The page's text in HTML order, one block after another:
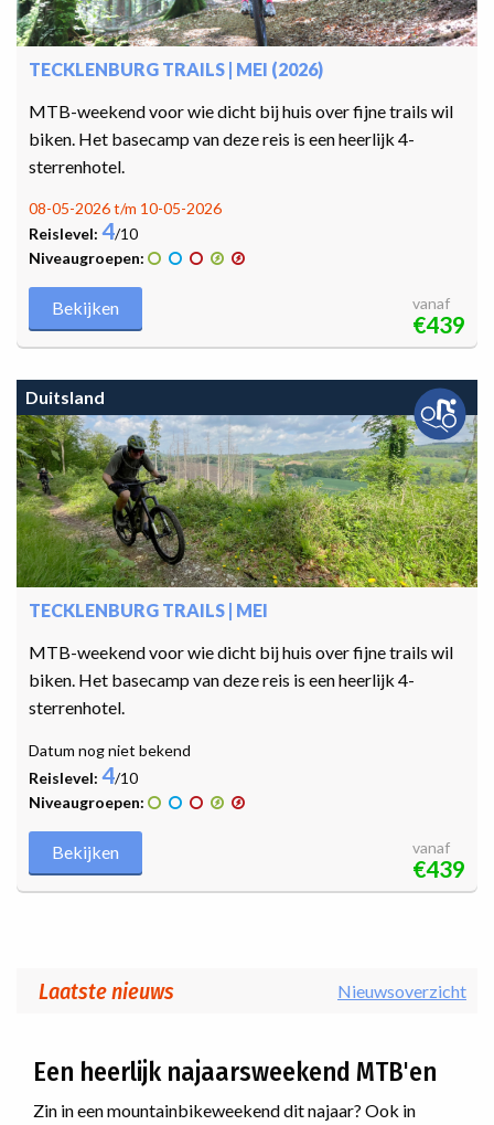
TECKLENBURG TRAILS | MEI (2026)
MTB-weekend voor wie dicht bij huis over fijne trails wil
biken. Het basecamp van deze reis is een heerlijk 4-
sterrenhotel.
08-05-2026 t/m 10-05-2026
Reislevel: 4/10
Niveaugroepen:
Bekijken vanaf
€439
Duitsland
TECKLENBURG TRAILS | MEI
MTB-weekend voor wie dicht bij huis over fijne trails wil
biken. Het basecamp van deze reis is een heerlijk 4-
sterrenhotel.
Datum nog niet bekend
Reislevel: 4/10
Niveaugroepen:
Bekijken vanaf
€439
Laatste nieuws Nieuwsoverzicht
Een heerlijk najaarsweekend MTB'en
Zin in een mountainbikeweekend dit najaar? Ook in